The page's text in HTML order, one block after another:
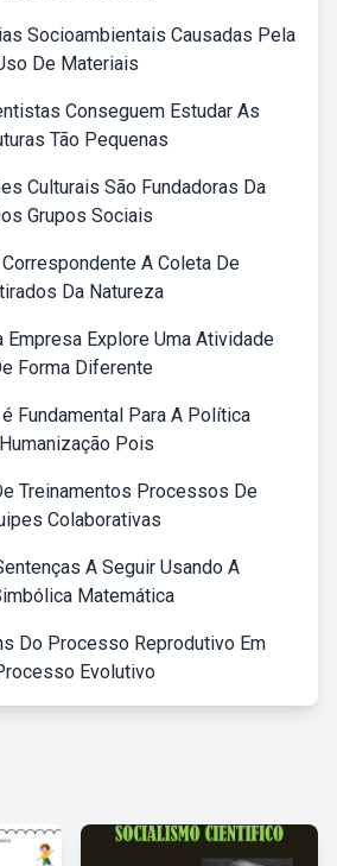
Socioambientais Causadas Pela
De Materiais
Conseguem Estudar As
Tão Pequenas
Culturais São Fundadoras Da
Grupos Sociais
A Coleta De
Da Natureza
Empresa Explore Uma Atividade
Forma Diferente
Fundamental Para A Política
Pois
Treinamentos Processos De
Colaborativas
A Seguir Usando A
Matemática
Do Processo Reprodutivo Em
Evolutivo